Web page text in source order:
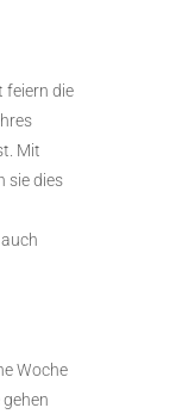
feiern die
Mit
sie dies
Woche